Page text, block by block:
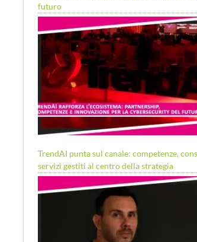
futuro
TrendAI punta sul canale: competenze,
servizi gestiti al centro della strategia